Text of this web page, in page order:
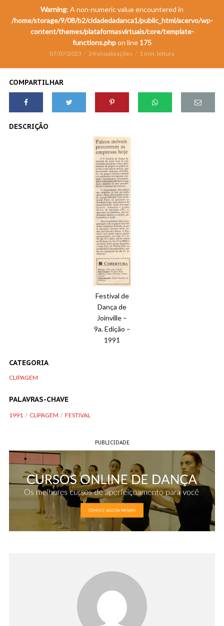
Warning: A non-numeric value encountered in
/home/storage/9/08/b2/cidadedadanca1/public_html/acervo/wp-
content/themes/plataformasvirtuais/core/template-
functions.phpon line 175
07/07/2023 24 visualizações 1 min. leitura
COMPARTILHAR
DESCRIÇÃO
Festival de
Dança de
Joinville –
9a. Edição –
1991
CATEGORIA
CLIPAGEM
PALAVRAS-CHAVE
1991 CLIPAGEM FESTIVAL
PUBLICIDADE